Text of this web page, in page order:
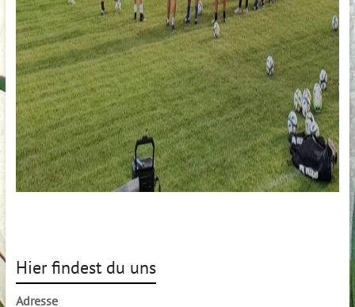
Hier findest du uns
Adresse